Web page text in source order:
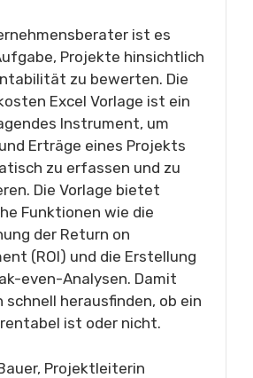
ist es
Projekte hinsichtlich
zu bewerten. Die
Excel Vorlage ist ein
Instrument, um
Erträge eines Projekts
zu erfassen und zu
Die Vorlage bietet
Funktionen wie die
der Return on
(ROI) und die Erstellung
even-Analysen. Damit
schnell herausfinden, ob ein
ist oder nicht.
Projektleiterin